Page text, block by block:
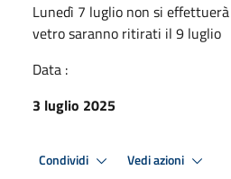
Lunedì 7 luglio non si
vetro saranno ritirati il 9 luglio
Data :
3 luglio 2025
Condividi Vedi azioni